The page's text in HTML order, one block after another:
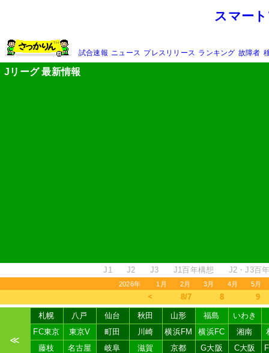
スマー
試合速報 ニュース プレスリリース ランキング 故障者
Jリーグ 最新情報
J1 J2 J3 J1百年構想 J2・J3百
2026年 1月 2月 3月 4月 5月
＜ 8/7 8 9
≪
札幌 八戸 仙台 秋田 山形 福島
いわき
FC東京
東京V 町田 川崎 横浜FM 横浜FC 湘南
藤枝
名古屋 岐阜 滋賀 京都 G大阪 C大阪